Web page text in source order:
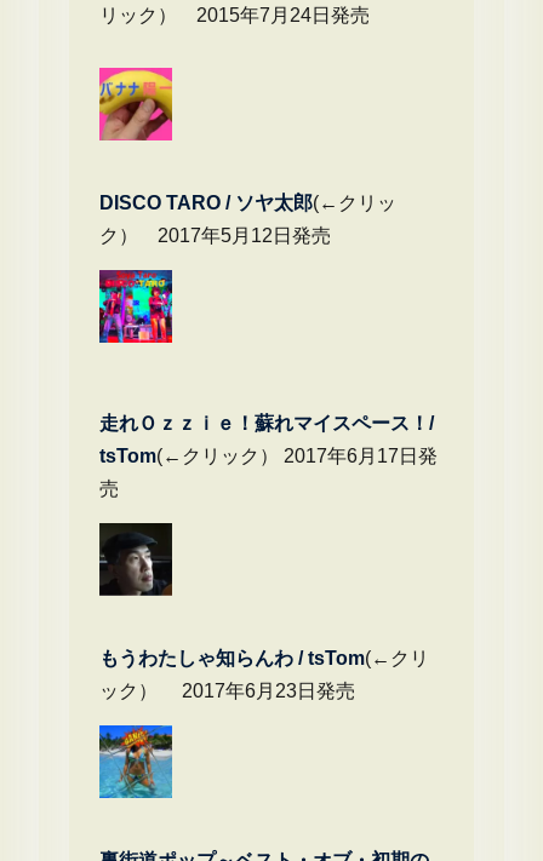
リック） 2015年7月24日発売
DISCO TARO / ソヤ太郎(←クリッ
ク） 2017年5月12日発売
走れＯｚｚｉｅ！蘇れマイスペース！/
tsTom(←クリック） 2017年6月17日発
売
もうわたしゃ知らんわ / tsTom(←クリ
ック） 2017年6月23日発売